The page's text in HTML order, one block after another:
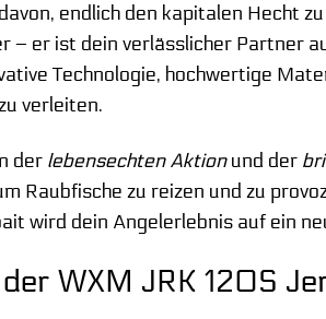
endlich den kapitalen Hecht
– er ist dein verlässlicher Partner
Technologie, hochwertige
verleiten.
der lebensechten Aktionund der
Raubfische zu reizen und zu
wird dein Angelerlebnis auf ein
WXM JRK 120S